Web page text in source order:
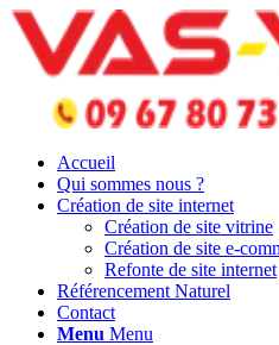
Accueil
Qui sommes nous ?
Création de site internet
Création de site vitrine
Création de site e-
Refonte de site internet
Référencement Naturel
Contact
Menu Menu